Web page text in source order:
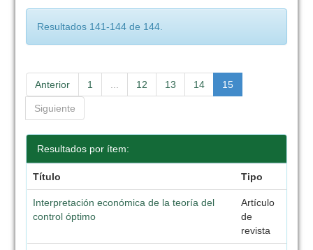
Resultados 141-144 de 144.
Anterior 1 12 13 14 15
Siguiente
Resultados por ítem:
Título Tipo
Interpretación económica de la teoría del
control óptimo
Artículo
de
revista